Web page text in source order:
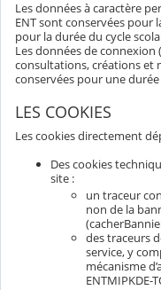
Les données à caractère
ENT sont conservées pour
pour la durée du cycle
Les données de connexion
consultations, créations et
conservées pour une
LES COOKIES
Les cookies directement
Des cookies
site :
un traceur
non de la
des traceurs
service, y
mécanisme
ENTMIPKDE-